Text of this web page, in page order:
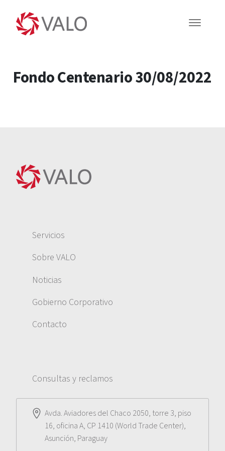
Fondo Centenario 30/08/2022
Servicios
Sobre VALO
Noticias
Gobierno Corporativo
Contacto
Consultas y reclamos
Avda. Aviadores del Chaco 2050, torre 3, piso
16, oficina A, CP 1410 (World Trade Center),
Asunción, Paraguay